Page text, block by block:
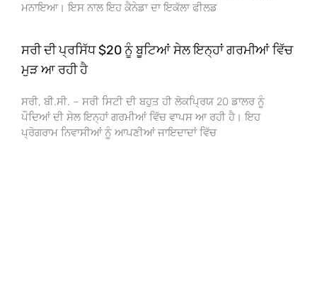
ਮਨਾਇਆ। ਇਸ ਨਾਲ ਇਹ ਕੈਨੇਡਾ ਦਾ ਇਕੱਲਾ ਫੀਲਡ
ਸਰੀ ਦੀ ਪ੍ਰਸਿੱਧ $20 ਨੂੰ ਬੂਟਿਆਂ ਸੇਲ ਇਨ੍ਹਾਂ ਗਰਮੀਆਂ ਵਿੱਚ
ਮੁੜ ਆ ਰਹੀ ਹੈ
ਸਰੀ, ਬੀ.ਸੀ. – ਸਰੀ ਸਿਟੀ ਦੀ ਬਹੁਤ ਹੀ ਲੋਕਪ੍ਰਿਯ 20 ਡਾਲਰ ਨੂੰ
ਪੌਦਿਆਂ ਦੀ ਸੇਲ ਇਨ੍ਹਾਂ ਗਰਮੀਆਂ ਵਿੱਚ ਵਾਪਸ ਆ ਰਹੀ ਹੈ। ਇਹ
ਪ੍ਰੋਗਰਾਮ ਨਿਵਾਸੀਆਂ ਨੂੰ ਆਪਣੀਆਂ ਜਾਇਦਾਦਾਂ ਵਿੱਚ